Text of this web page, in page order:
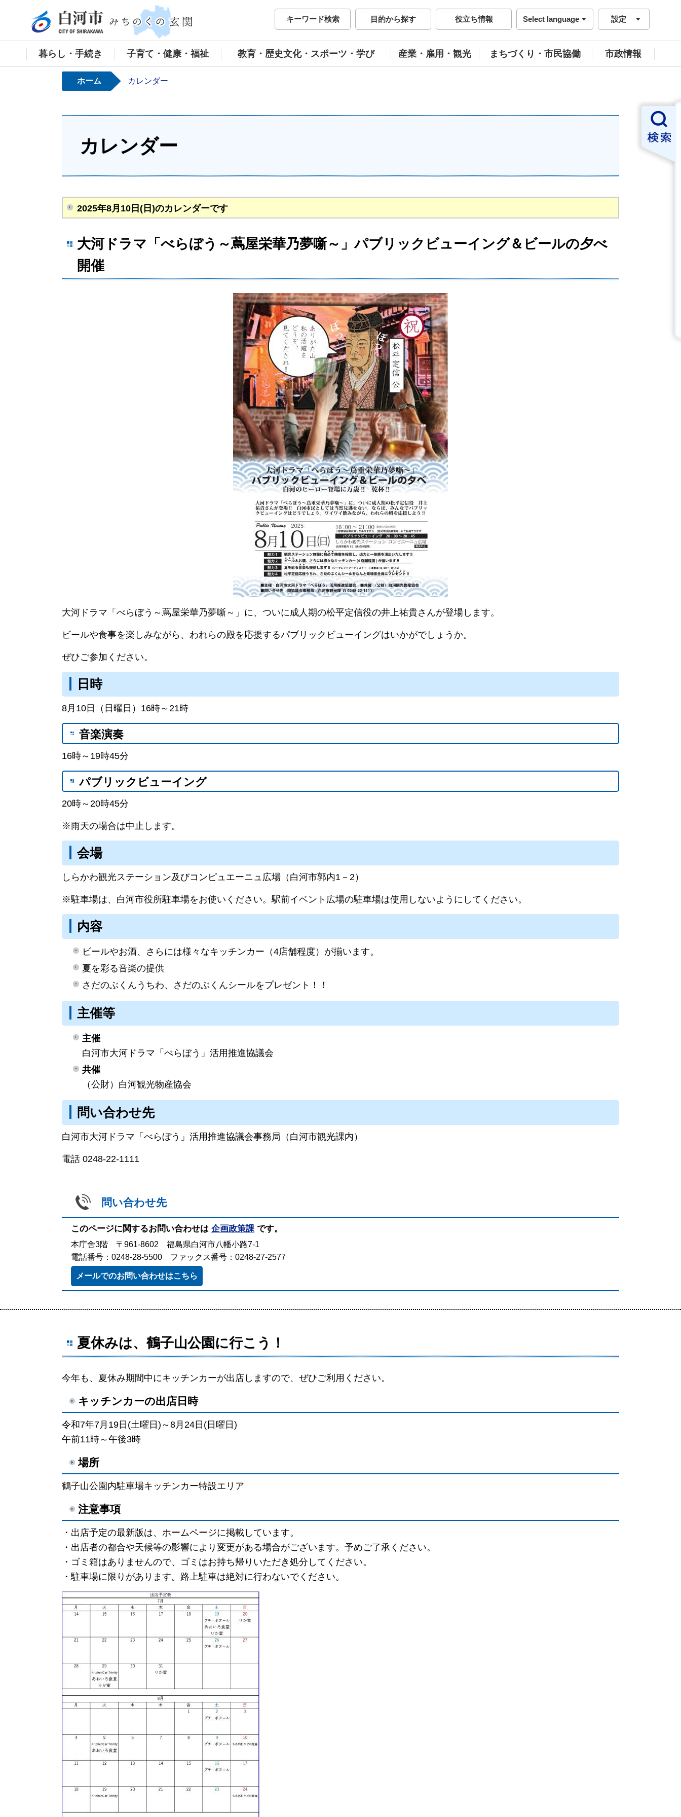
白河市公式ホームページ
キーワード検索
目的から探す 役立ち情報 Select language 設定
暮らし・手続き 子育て・健康・福祉 教育・歴史文化・スポーツ・学び 産業・雇用・観光 まちづくり・市民協働 市政情報
ホーム カレンダー
カレンダー
2025年8月10日(日)のカレンダーです
大河ドラマ「べらぼう～蔦屋栄華乃夢噺～」パブリックビューイング＆ビールの夕べ
開催
大河ドラマ「べらぼう～蔦屋栄華乃夢噺～」に、ついに成人期の松平定信役の井上祐貴さんが登場します。
ビールや食事を楽しみながら、われらの殿を応援するパブリックビューイングはいかがでしょうか。
ぜひご参加ください。
日時
8月10日（日曜日）16時～21時
音楽演奏
16時～19時45分
パブリックビューイング
20時～20時45分
※雨天の場合は中止します。
会場
しらかわ観光ステーション及びコンピュエーニュ広場（白河市郭内1－2）
※駐車場は、白河市役所駐車場をお使いください。駅前イベント広場の駐車場は使用しないようにしてください。
内容
ビールやお酒、さらには様々なキッチンカー（4店舗程度）が揃います。
夏を彩る音楽の提供
さだのぶくんうちわ、さだのぶくんシールをプレゼント！！
主催等
主催
白河市大河ドラマ「べらぼう」活用推進協議会
共催
（公財）白河観光物産協会
問い合わせ先
白河市大河ドラマ「べらぼう」活用推進協議会事務局（白河市観光課内）
電話 0248-22-1111
問い合わせ先
このページに関するお問い合わせは 企画政策課 です。
本庁舎3階 〒961-8602 福島県白河市八幡小路7-1
電話番号：0248-28-5500 ファックス番号：0248-27-2577
メールでのお問い合わせはこちら
夏休みは、鶴子山公園に行こう！
今年も、夏休み期間中にキッチンカーが出店しますので、ぜひご利用ください。
キッチンカーの出店日時
令和7年7月19日(土曜日)～8月24日(日曜日)
午前11時～午後3時
場所
鶴子山公園内駐車場キッチンカー特設エリア
注意事項
・出店予定の最新版は、ホームページに掲載しています。
・出店者の都合や天候等の影響により変更がある場合がございます。予めご了承ください。
・ゴミ箱はありませんので、ゴミはお持ち帰りいただき処分してください。
・駐車場に限りがあります。路上駐車は絶対に行わないでください。